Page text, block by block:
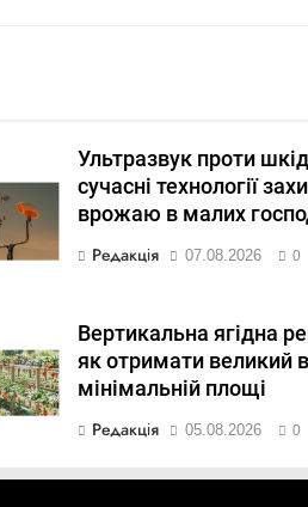
Ультразвук проти
сучасні технології
врожаю в малих
Редакція 07.08.2026 0
Вертикальна ягідна
як отримати великий
мінімальній площі
Редакція 05.08.2026 0